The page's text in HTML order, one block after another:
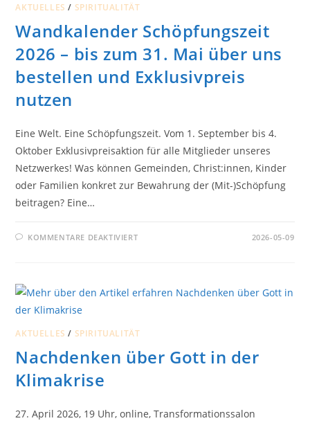
AKTUELLES / SPIRITUALITÄT
Wandkalender Schöpfungszeit
2026 – bis zum 31. Mai über uns
bestellen und Exklusivpreis
nutzen
Eine Welt. Eine Schöpfungszeit. Vom 1. September bis 4.
Oktober Exklusivpreisaktion für alle Mitglieder unseres
Netzwerkes! Was können Gemeinden, Christ:innen, Kinder
oder Familien konkret zur Bewahrung der (Mit-)Schöpfung
beitragen? Eine…
KOMMENTARE DEAKTIVIERTFÜR
ZUM
31.
BESTELLEN
EXKLUSIVPREIS
NUTZEN
2026-05-09
AKTUELLES / SPIRITUALITÄT
Nachdenken über Gott in der
Klimakrise
27. April 2026, 19 Uhr, online, Transformationssalon